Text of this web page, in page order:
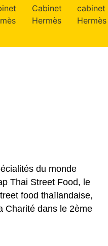
du monde
Thai Street Food, le
food thaïlandaise,
Charité dans le 2ème